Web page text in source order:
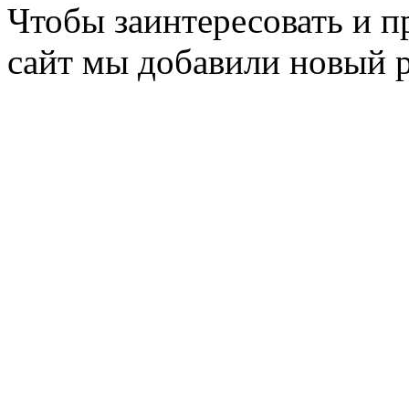
Чтобы заинтересовать и
сайт мы добавили новый